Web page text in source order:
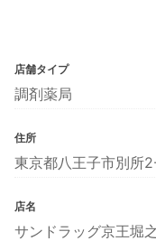
店舗タイプ
調剤薬局
住所
東京都八王子市別所
店名
サンドラッグ京王堀